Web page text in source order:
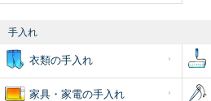
手入れ
衣類の手入れ
家具・家電の手入れ